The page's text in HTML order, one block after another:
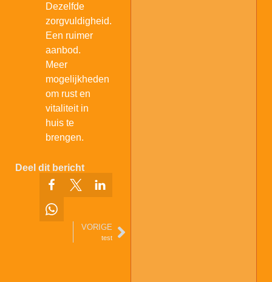
Dezelfde
zorgvuldigheid.
Een ruimer
aanbod.
Meer
mogelijkheden
om rust en
vitaliteit in
huis te
brengen.
Deel dit bericht
VORIGE
test